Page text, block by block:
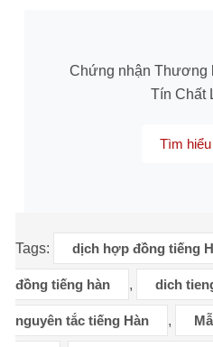
Chứng nhận Thương
Tín Chất
Tìm
Tags: dịch hợp đồng tiếng
đồng tiếng hàn , dich
nguyên tắc tiếng Hàn ,